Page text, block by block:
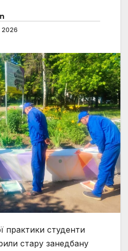
2026
практики студенти
стару занедбану